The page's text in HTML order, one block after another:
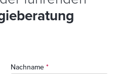
Nachname *